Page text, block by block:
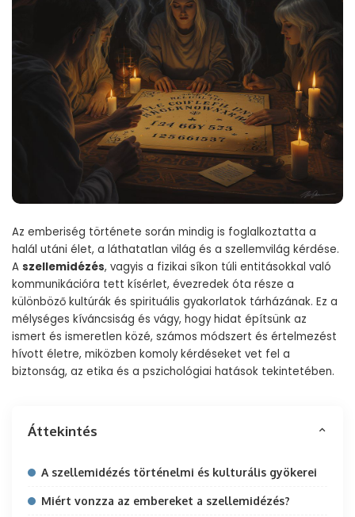
Az emberiség története során mindig is foglalkoztatta a
halál utáni élet, a láthatatlan világ és a szellemvilág kérdése.
A szellemidézés, vagyis a fizikai síkon túli entitásokkal való
kommunikációra tett kísérlet, évezredek óta része a
különböző kultúrák és spirituális gyakorlatok tárházának. Ez a
mélységes kíváncsiság és vágy, hogy hidat építsünk az
ismert és ismeretlen közé, számos módszert és értelmezést
hívott életre, miközben komoly kérdéseket vet fel a
biztonság, az etika és a pszichológiai hatások tekintetében.
Áttekintés
A szellemidézés történelmi és kulturális gyökerei
Miért vonzza az embereket a szellemidézés?